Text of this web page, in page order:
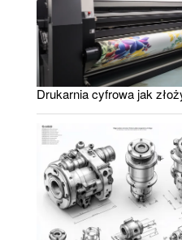
Drukarnia cyfrowa jak